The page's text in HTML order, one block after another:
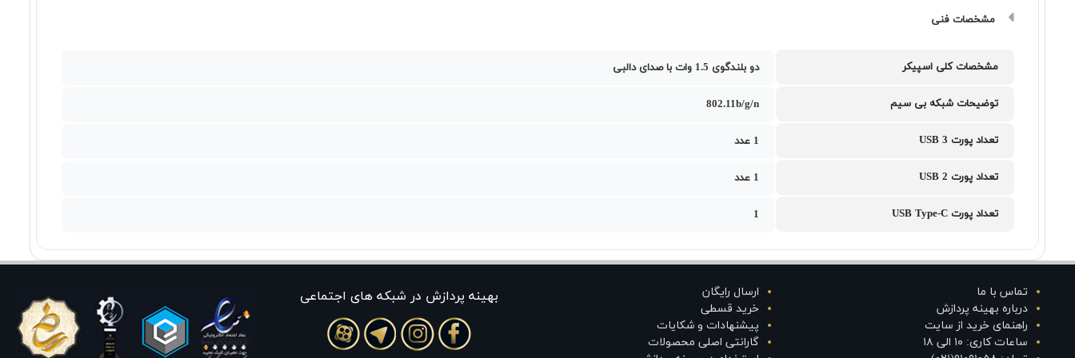
مشخصات فنی
مشخصات کلی اسپیکر دو بلندگوی 1.5 وات با صدای دالبی
توضیحات شبکه بی سیم 802.11b/g/n
تعداد پورت USB 3 1 عدد
تعداد پورت USB 2 1 عدد
تعداد پورت USB Type-C 1
تماس با ما
درباره بهینه پردازش
راهنمای خرید از سایت
ساعات کاری: ۱۰ الی ۱۸
ارسال رایگان
خرید قسطی
پیشنهادات و شکایات
گارانتی اصلی محصولات
بهينه پردازش در شبکه های اجتماعی